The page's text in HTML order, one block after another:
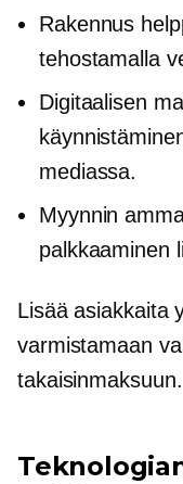
Rakennus
tehostamalla
Digitaalisen
mediassa.
Myynnin
palkkaaminen
Lisää asiakkaita
varmistamaan
takaisinmaksuun.